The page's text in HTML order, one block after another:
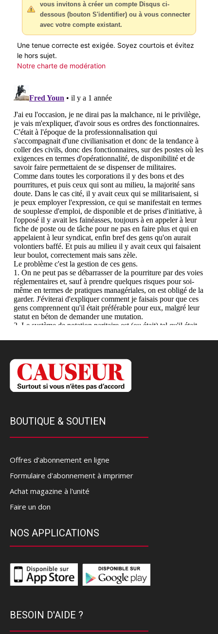
vous invitons à créer un compte Disqus ci-
dessous (bouton S'identifier) ou à vous connecter
avec votre compte existant.
Une tenue correcte est exigée. Soyez courtois et évitez
le hors sujet.
Notre charte de modération
BOUTIQUE & SOUTIEN
Offres d’abonnement en ligne
Formulaire d'abonnement à imprimer
Achat magazine à l'unité
Faire un don
NOS APPLICATIONS
BESOIN D'AIDE ?